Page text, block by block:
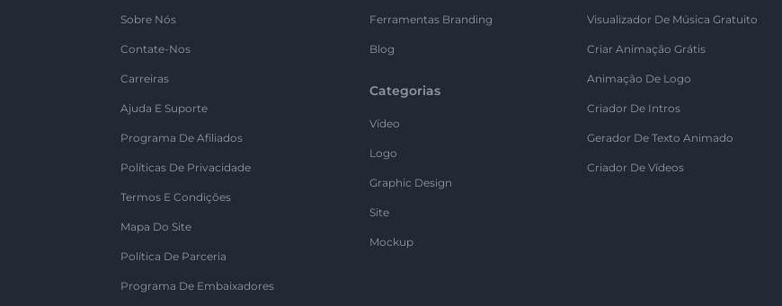
Sobre Nós
Contate-Nos
Carreiras
Ajuda E Suporte
Programa De Afiliados
Políticas De Privacidade
Termos E Condições
Mapa Do Site
Política De Parceria
Programa De Embaixadores
Ferramentas Branding
Blog
Categorias
Vídeo
Logo
Graphic Design
Site
Mockup
Visualizador De Música Gratuito
Criar Animação Grátis
Animação De Logo
Criador De Intros
Gerador De Texto Animado
Criador De Vídeos